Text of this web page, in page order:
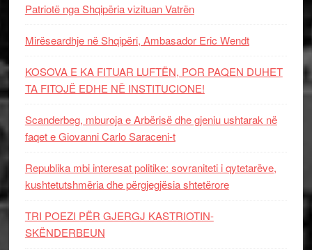
Patriotë nga Shqipëria vizituan Vatrën
Mirëseardhje në Shqipëri, Ambasador Eric Wendt
KOSOVA E KA FITUAR LUFTËN, POR PAQEN DUHET
TA FITOJË EDHE NË INSTITUCIONE!
Scanderbeg, mburoja e Arbërisë dhe gjeniu ushtarak në
faqet e Giovanni Carlo Saraceni-t
Republika mbi interesat politike: sovraniteti i qytetarëve,
kushtetutshmëria dhe përgjegjësia shtetërore
TRI POEZI PËR GJERGJ KASTRIOTIN-
SKËNDERBEUN